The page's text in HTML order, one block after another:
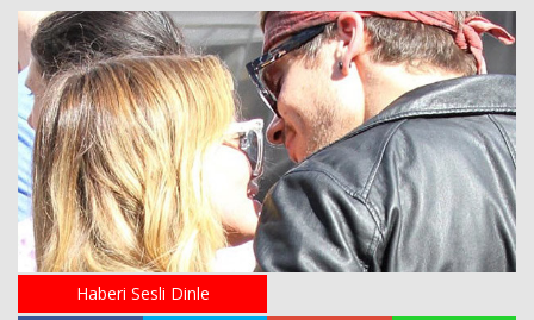
Haberi Sesli Dinle
FOTO GALERİ
VİDEO GALERİ
KÜNYE
İLETİŞİM